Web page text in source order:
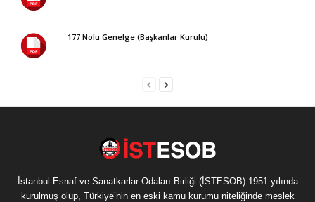
177 Nolu Genelge (Başkanlar Kurulu)
İstanbul Esnaf ve Sanatkarlar Odaları Birliği (İSTESOB) 1951 yılında
kurulmuş olup, Türkiye’nin en eski kamu kurumu niteliğinde meslek